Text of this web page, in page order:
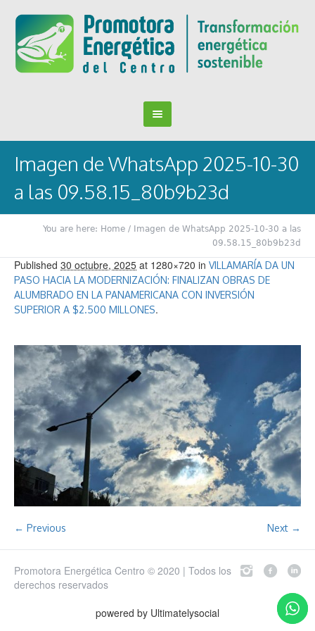
Imagen de WhatsApp 2025-10-30
a las 09.58.15_80b9b23d
You are here: Home /
Imagen de WhatsApp 2025-10-30 a las
09.58.15_80b9b23d
Published 30 octubre, 2025 at 1280×720 in VILLAMARÍA DA UN
PASO HACIA LA MODERNIZACIÓN: FINALIZAN OBRAS DE
ALUMBRADO EN LA PANAMERICANA CON INVERSIÓN
SUPERIOR A $2.500 MILLONES.
← Previous Next →
Promotora Energética Centro © 2020 | Todos los
derechos reservados
powered by Ultimatelysocial